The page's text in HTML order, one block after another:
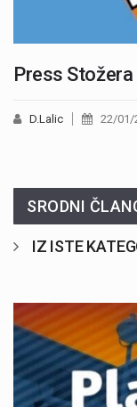
Press
D.Lalic 22/01/
SRODNI
IZ ISTE